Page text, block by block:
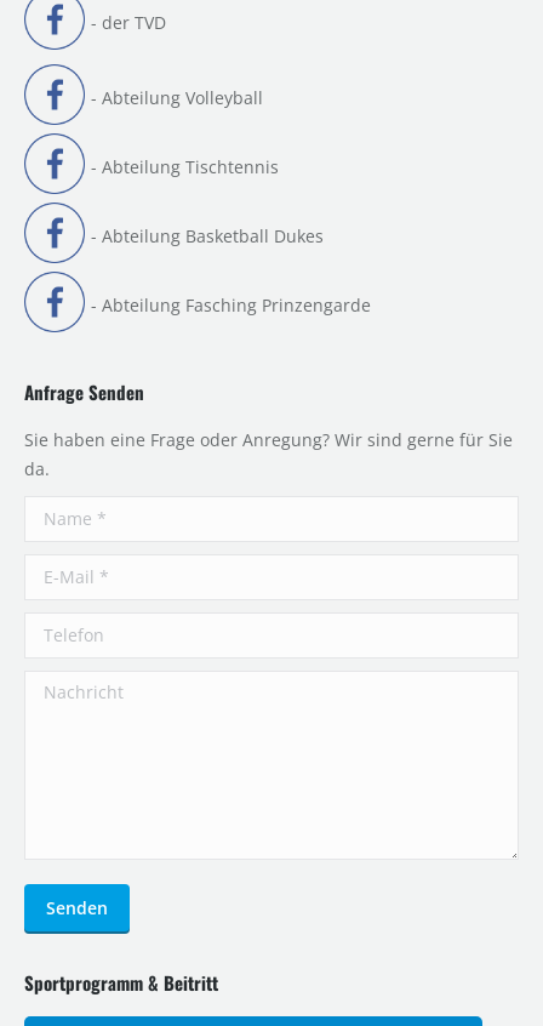
- der TVD
- Abteilung Volleyball
- Abteilung Tischtennis
- Abteilung Basketball Dukes
- Abteilung Fasching Prinzengarde
Anfrage Senden
Sie haben eine Frage oder Anregung? Wir sind gerne für Sie
da.
Name *
E-Mail *
Telefon
Nachricht
Senden
Sportprogramm & Beitritt